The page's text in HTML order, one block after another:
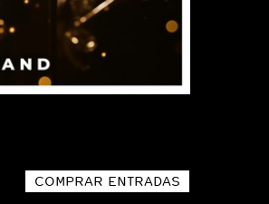
COMPRAR ENTRADAS